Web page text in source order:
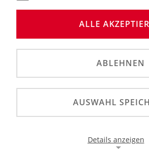
Mit einer gelungenen Premiere
dmsj Deutsche Junioren Mini
Rallycross Meisterschaft (DRX.) Auf
ALLE
ABLEHNEN
AUSWAHL
Details anzeigen